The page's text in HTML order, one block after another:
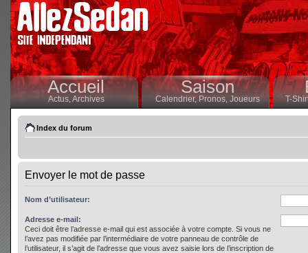
Accueil
Actus,Archives
Saison
Calendrier,Pronos, Joueurs T-
Index du forum
Envoyer le mot de passe
Nom d’utilisateur:
Adresse e-mail:
Ceci doit être l’adresse e-mail qui est associée à votre compte. Si vous ne
l’avez pas modifiée par l’intermédiaire de votre panneau de contrôle de
l’utilisateur, il s’agit de l’adresse que vous avez saisie lors de l’inscription de